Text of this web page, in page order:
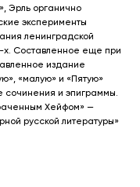
Эрль органично
эксперименты
ленинградской
х. Составленное еще при
издание
«малую» и «Пятую»
и эпиграммы.
Хейфом» —
русской литературы»